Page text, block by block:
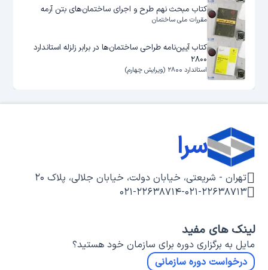
کتاب مبحث نهم طرح و اجرای ساختمان‌های بتن آرمه
مقررات ملی ساختمان
کتاب آیین‌نامه طراحی ساختمان‌ها در برابر زلزله استاندارد
۲۸۰۰
استاندارد ۲۸۰۰ (ویرایش چهارم)
سرا
تهران - شریعتی، خیابان دولت، خیابان جلالی، پلاک ۲۰
۰۲۱-۲۲۶۳۸۷۱۳-۰۲۱-۲۲۶۳۸۷۱۴
لینک های مفید
مایل به برگزاری دوره برای سازمان خود هستید؟
درخواست دوره سازمانی